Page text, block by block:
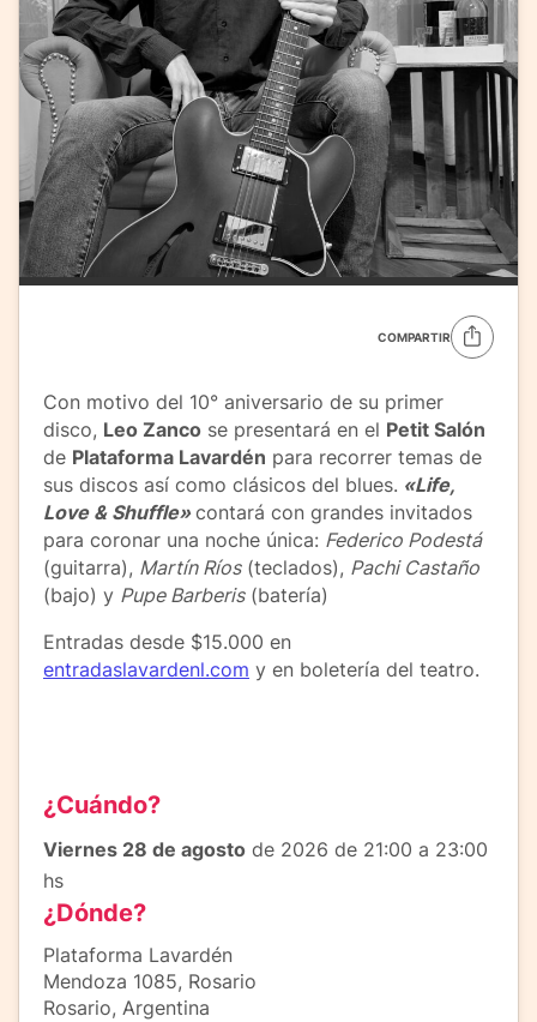
COMPARTIR
Con motivo del 10° aniversario de su primer
disco, Leo Zanco se presentará en el Petit Salón
de Plataforma Lavardén para recorrer temas de
sus discos así como clásicos del blues. «Life,
Love & Shuffle»contará con grandes invitados
para coronar una noche única: Federico Podestá
(guitarra), Martín Ríos(teclados), Pachi Castaño
(bajo) y Pupe Barberis(batería)
Entradas desde $15.000 en
entradaslavardenl.com y en boletería del teatro.
¿Cuándo?
Viernes 28 de agosto de 2026 de 21:00 a 23:00
hs
¿Dónde?
Plataforma Lavardén
Mendoza 1085, Rosario
Rosario, Argentina